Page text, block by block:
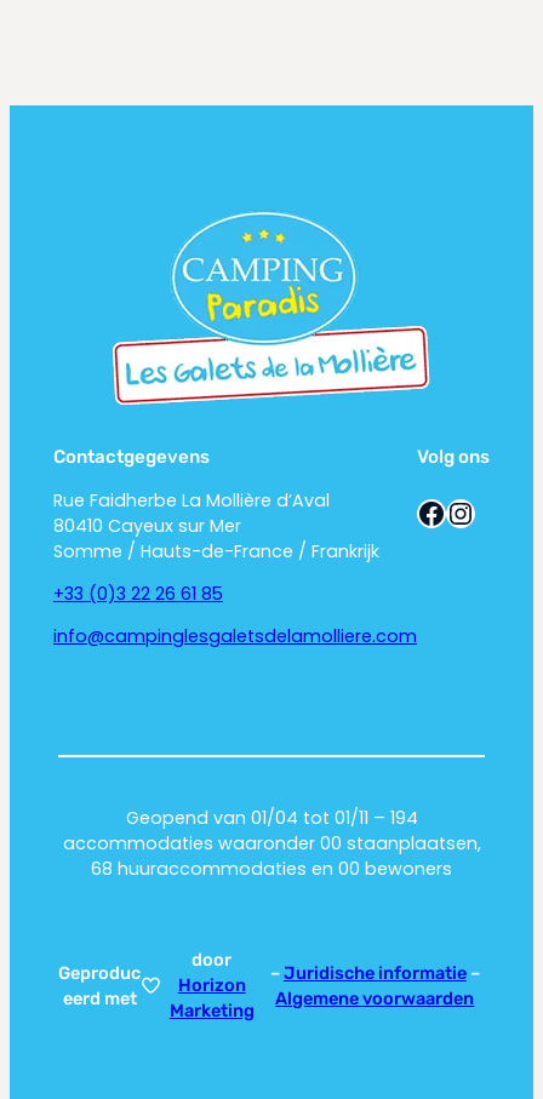
Contactgegevens
Rue Faidherbe La Mollière d’Aval
80410 Cayeux sur Mer
Somme / Hauts-de-France / Frankrijk
+33 (0)3 22 26 61 85
info@campinglesgaletsdelamolliere.com
Volg ons
Facebook Instagram
Geopend van 01/04 tot 01/11 – 194
accommodaties waaronder 00 staanplaatsen,
68 huuraccommodaties en 00 bewoners
Geproduc
eerd met
door
Horizon
Marketing
–Juridische informatie–
Algemene voorwaarden